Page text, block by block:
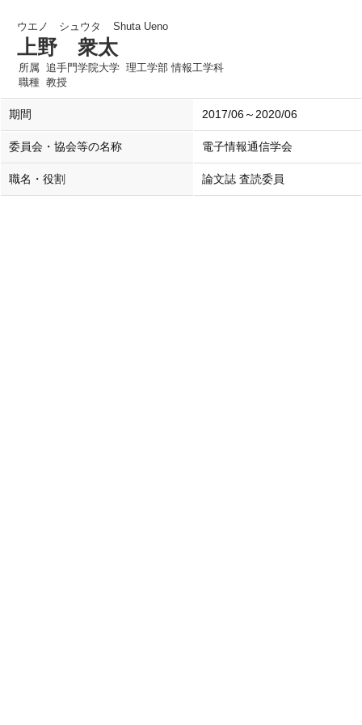
ウエノ シュウタ Shuta Ueno
上野 衆太
所属 追手門学院大学 理工学部 情報工学科
職種 教授
期間 2017/06～2020/06
委員会・協会等の名称 電子情報通信学会
職名・役割 論文誌 査読委員